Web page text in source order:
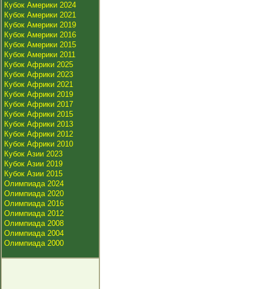
Кубок Америки 2024
Кубок Америки 2021
Кубок Америки 2019
Кубок Америки 2016
Кубок Америки 2015
Кубок Америки 2011
Кубок Африки 2025
Кубок Африки 2023
Кубок Африки 2021
Кубок Африки 2019
Кубок Африки 2017
Кубок Африки 2015
Кубок Африки 2013
Кубок Африки 2012
Кубок Африки 2010
Кубок Азии 2023
Кубок Азии 2019
Кубок Азии 2015
Олимпиада 2024
Олимпиада 2020
Олимпиада 2016
Олимпиада 2012
Олимпиада 2008
Олимпиада 2004
Олимпиада 2000